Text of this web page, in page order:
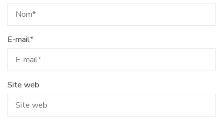
E-mail*
Site web